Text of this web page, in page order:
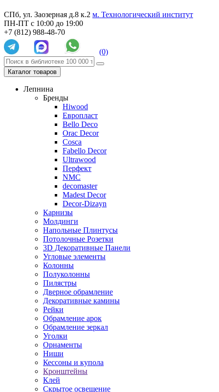
СПб, ул. Заозерная д.8 к.2 м. Технологический институт
ПН-ПТ с 10:00 до 19:00
+7 (812) 988-48-70
(0)
Каталог товаров
Лепнина
Бренды
Hiwood
Европласт
Bello Deco
Orac Decor
Cosca
Fabello Decor
Ultrawood
Перфект
NMC
decomaster
Madest Decor
Decor-Dizayn
Карнизы
Молдинги
Напольные Плинтусы
Потолочные Розетки
3D Декоративные Панели
Угловые элементы
Колонны
Полуколонны
Пилястры
Дверное обрамление
Декоративные камины
Рейки
Обрамление арок
Обрамление зеркал
Уголки
Орнаменты
Ниши
Кессоны и купола
Кронштейны
Клей
Скрытое освещение